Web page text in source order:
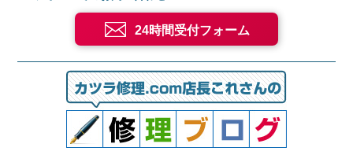
24時間受付フォーム